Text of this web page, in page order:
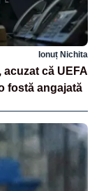
Ionuț Nichita
că UEFA
fostă angajată